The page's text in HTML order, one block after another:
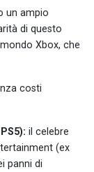
un ampio
di questo
Xbox, che
costi
il celebre
(ex
panni di